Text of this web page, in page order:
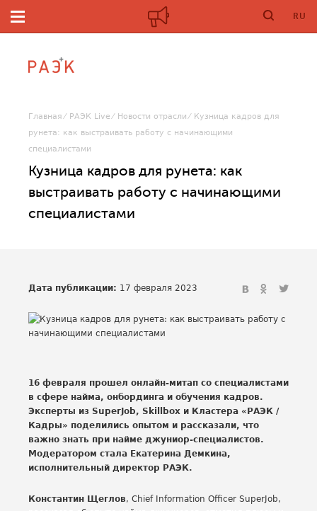
RU
Главная РАЭК Live Новости отрасли
Кузница кадров для
рунета: как выстраивать работу с начинающими
специалистами
Кузница кадров для рунета: как
выстраивать работу с начинающими
специалистами
Дата публикации: 17 февраля 2023
16 февраля прошел онлайн-митап со специалистами
в сфере найма, онбординга и обучения кадров.
Эксперты из SuperJob, Skillbox и Кластера «РАЭК /
Кадры» поделились опытом и рассказали, что
важно знать при найме джуниор-специалистов.
Модератором стала Екатерина Демкина,
исполнительный директор РАЭК.
Константин Щеглов, Chief Information Officer SuperJob,